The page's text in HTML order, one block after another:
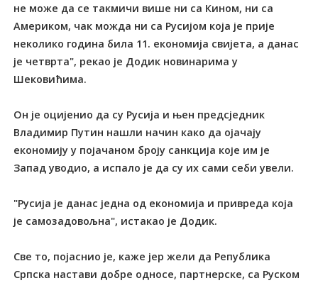
не може да се такмичи више ни са Кином, ни са
Америком, чак можда ни са Русијом која је прије
неколико година била 11. економија свијета, а данас
је четврта", рекао је Додик новинарима у
Шековићима.
Он је оцијенио да су Русија и њен предсједник
Владимир Путин нашли начин како да ојачају
економију у појачаном броју санкција које им је
Запад уводио, а испало је да су их сами себи увели.
"Русија је данас једна од економија и привреда која
је самозадовољна", истакао је Додик.
Све то, појаснио је, каже јер жели да Република
Српска настави добре односе, партнерске, са Руском